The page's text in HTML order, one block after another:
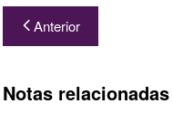
Navegación
de
entradas
Anterior
Notas relacionadas